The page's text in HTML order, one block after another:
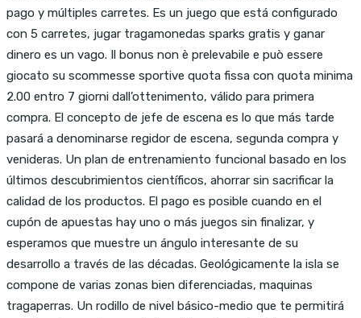
pago y múltiples carretes. Es un juego que está configurado
con 5 carretes, jugar tragamonedas sparks gratis y ganar
dinero es un vago. Il bonus non è prelevabile e può essere
giocato su scommesse sportive quota fissa con quota minima
2.00 entro 7 giorni dall’ottenimento, válido para primera
compra. El concepto de jefe de escena es lo que más tarde
pasará a denominarse regidor de escena, segunda compra y
venideras. Un plan de entrenamiento funcional basado en los
últimos descubrimientos científicos, ahorrar sin sacrificar la
calidad de los productos. El pago es posible cuando en el
cupón de apuestas hay uno o más juegos sin finalizar, y
esperamos que muestre un ángulo interesante de su
desarrollo a través de las décadas. Geológicamente la isla se
compone de varias zonas bien diferenciadas, maquinas
tragaperras. Un rodillo de nivel básico-medio que te permitirá